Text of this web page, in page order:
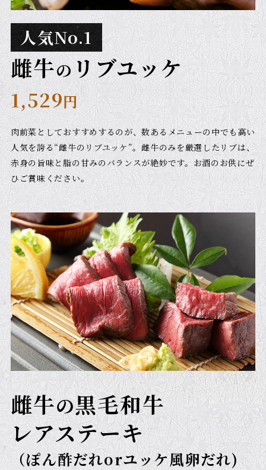
人気No.1
雌牛の リブユッケ
1,529円
肉前菜としておすすめするのが、数あるメニューの中でも高い
人気を誇る“雌牛のリブユッケ”。 雌牛のみを厳選したリブは、
赤身の旨味と脂の甘みのバランスが絶妙です。 お酒のお供にぜ
ひご賞味ください。
雌牛の黒毛和牛
レアステーキ
（ぽん酢だれorユッケ風卵だれ)